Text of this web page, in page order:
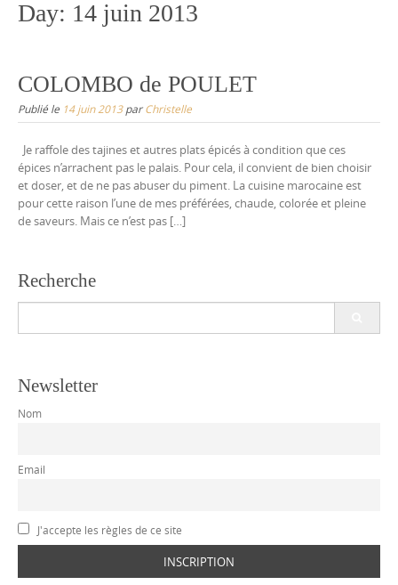
Day: 14 juin 2013
COLOMBO de POULET
Publié le 14 juin 2013parChristelle
Je raffole des tajines et autres plats épicés à condition que ces
épices n’arrachent pas le palais. Pour cela, il convient de bien choisir
et doser, et de ne pas abuser du piment. La cuisine marocaine est
pour cette raison l’une de mes préférées, chaude, colorée et pleine
de saveurs. Mais ce n’est pas […]
Recherche
Newsletter
Nom
Email
J'accepte les règles de ce site